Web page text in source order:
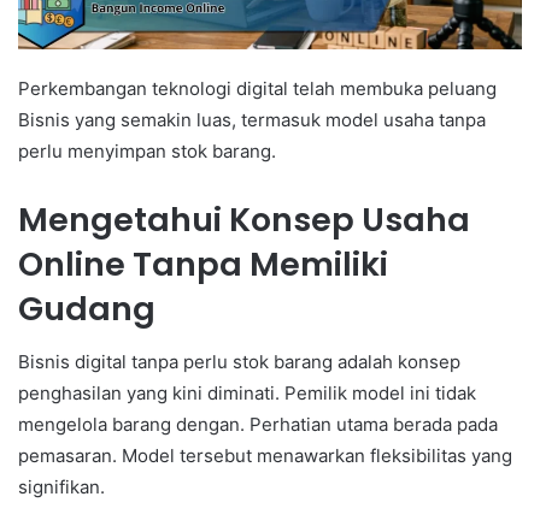
Perkembangan teknologi digital telah membuka peluang
Bisnis yang semakin luas, termasuk model usaha tanpa
perlu menyimpan stok barang.
Mengetahui Konsep Usaha
Online Tanpa Memiliki
Gudang
Bisnis digital tanpa perlu stok barang adalah konsep
penghasilan yang kini diminati. Pemilik model ini tidak
mengelola barang dengan. Perhatian utama berada pada
pemasaran. Model tersebut menawarkan fleksibilitas yang
signifikan.